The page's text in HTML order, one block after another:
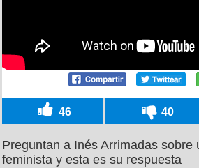
46 40
Preguntan a Inés Arrimadas sobre
feminista y esta es su respuesta